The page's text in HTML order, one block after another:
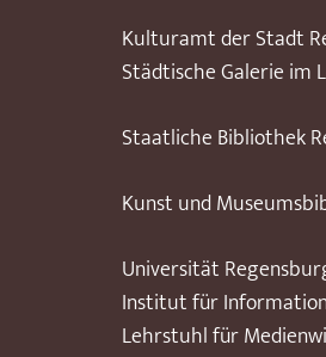
Kulturamt der Stadt
Städtische Galerie im
Staatliche Bibliothek
Kunst und
Universität
Institut für
Lehrstuhl für